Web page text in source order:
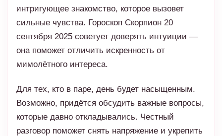
интригующее знакомство, которое вызовет
сильные чувства. Гороскоп Скорпион 20
сентября 2025 советует доверять интуиции —
она поможет отличить искренность от
мимолётного интереса.
Для тех, кто в паре, день будет насыщенным.
Возможно, придётся обсудить важные вопросы,
которые давно откладывались. Честный
разговор поможет снять напряжение и укрепить